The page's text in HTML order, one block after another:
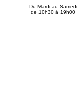
Du Mardi au Samedi
de 10h30 à 19h00